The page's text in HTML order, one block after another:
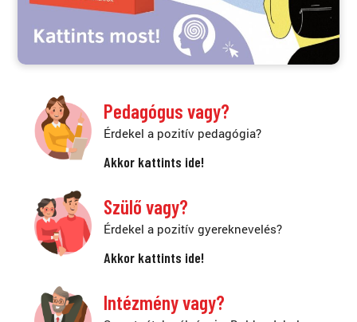
Pedagógus vagy?
Érdekel a pozitív pedagógia?
Akkor kattints ide!
Szülő vagy?
Érdekel a pozitív gyereknevelés?
Akkor kattints ide!
Intézmény vagy?